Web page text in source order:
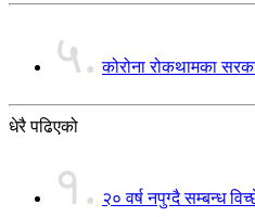
५. कोरोना रोकथामका
धेरै पढिएको
१. २० वर्ष नपुग्दै सम्बन्ध